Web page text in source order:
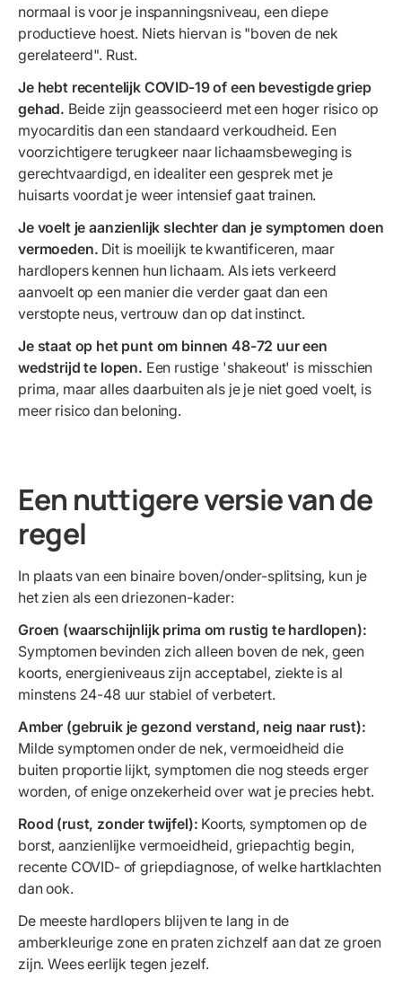
normaal is voor je inspanningsniveau, een diepe
productieve hoest. Niets hiervan is "boven de nek
gerelateerd". Rust.
Je hebt recentelijk COVID-19 of een bevestigde griep
gehad. Beide zijn geassocieerd met een hoger risico op
myocarditis dan een standaard verkoudheid. Een
voorzichtigere terugkeer naar lichaamsbeweging is
gerechtvaardigd, en idealiter een gesprek met je
huisarts voordat je weer intensief gaat trainen.
Je voelt je aanzienlijk slechter dan je symptomen doen
vermoeden. Dit is moeilijk te kwantificeren, maar
hardlopers kennen hun lichaam. Als iets verkeerd
aanvoelt op een manier die verder gaat dan een
verstopte neus, vertrouw dan op dat instinct.
Je staat op het punt om binnen 48-72 uur een
wedstrijd te lopen. Een rustige 'shakeout' is misschien
prima, maar alles daarbuiten als je je niet goed voelt, is
meer risico dan beloning.
Een nuttigere versie van de
regel
In plaats van een binaire boven/onder-splitsing, kun je
het zien als een driezonen-kader:
Groen (waarschijnlijk prima om rustig te hardlopen):
Symptomen bevinden zich alleen boven de nek, geen
koorts, energieniveaus zijn acceptabel, ziekte is al
minstens 24-48 uur stabiel of verbetert.
Amber (gebruik je gezond verstand, neig naar rust):
Milde symptomen onder de nek, vermoeidheid die
buiten proportie lijkt, symptomen die nog steeds erger
worden, of enige onzekerheid over wat je precies hebt.
Rood (rust, zonder twijfel): Koorts, symptomen op de
borst, aanzienlijke vermoeidheid, griepachtig begin,
recente COVID- of griepdiagnose, of welke hartklachten
dan ook.
De meeste hardlopers blijven te lang in de
amberkleurige zone en praten zichzelf aan dat ze groen
zijn. Wees eerlijk tegen jezelf.